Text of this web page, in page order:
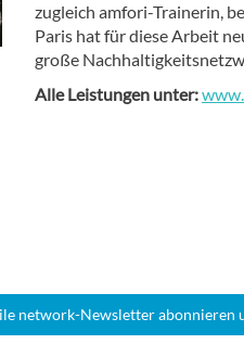
zugleich amfori-Trainerin,
Paris hat für diese Arbeit
große
Alle Leistungen unter:
network-Newsletter abonnieren